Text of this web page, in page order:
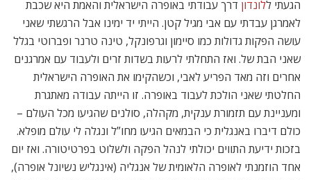
הגעתי ללונדון דרך עבודתי באופרה הישראלית והאמת היא שכבת
לאמרגן עבדתי עם אבי מגיל קטן. הייתי יד ימינו אבל הרגשתי שאני
עושה הפקות גדולות כמו סיימון וגרפונקל, טינה טרנר ופברוטי בגלל
שאני הבת של. ואז התחלתי לרעות בשדות זרים ולעבוד עם אמרגנים
אחרים וזה מאד הפריע לאבי, וכשהקימו את האופרה הישראלית
החלטתי שאני הולכת לעבוד באופרה. זו הייתה עבודה מאתגרת
ומעניינת עם תזמורת ענקית, מקהלה, סולנים שהגיעו מכל העולם –
כולם דיברו באנגלית כי הבמאים הגיעו מחו”ל ונגלה לי עולם מופלא.
בזכות ידיעת התווים יכולתי לנהל הפקה ולשלוט בפרטיטורה. ואז יום
אחד הוזמנתי לאופרה הלאומית של אנגליה (אינגליש נשיונל אופרה),